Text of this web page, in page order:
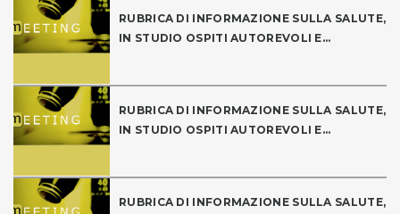
RUBRICA DI INFORMAZIONE SULLA SALUTE,
IN STUDIO OSPITI AUTOREVOLI E...
RUBRICA DI INFORMAZIONE SULLA SALUTE,
IN STUDIO OSPITI AUTOREVOLI E...
RUBRICA DI INFORMAZIONE SULLA SALUTE,